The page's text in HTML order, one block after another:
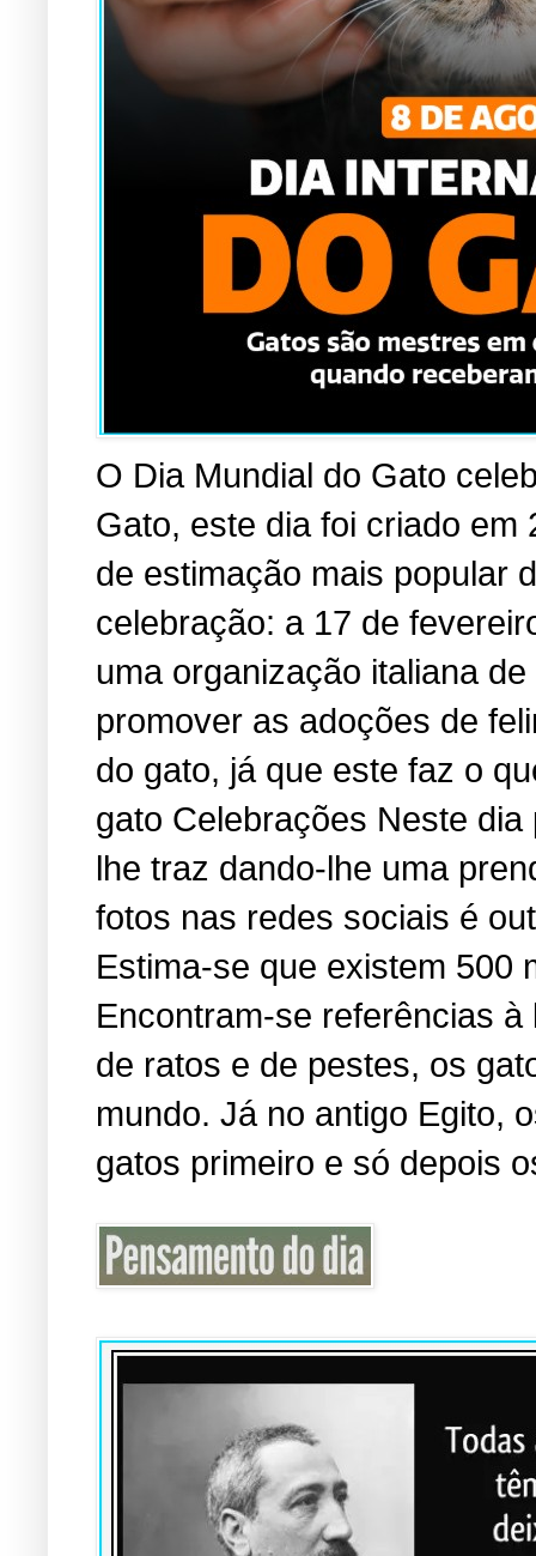
O Dia Mundial do Gato
Gato, este dia foi criado em
de estimação mais popular
celebração: a 17 de
uma organização italiana
promover as adoções de
do gato, já que este faz o
gato Celebrações Neste
lhe traz dando-lhe uma
fotos nas redes sociais é
Estima-se que existem 500
Encontram-se referências
de ratos e de pestes, os
mundo. Já no antigo Egito,
gatos primeiro e só depois